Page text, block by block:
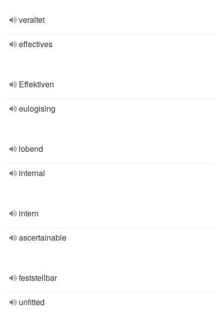
veraltet
effectives
Effektiven
eulogising
lobend
internal
intern
ascertainable
feststellbar
unfitted